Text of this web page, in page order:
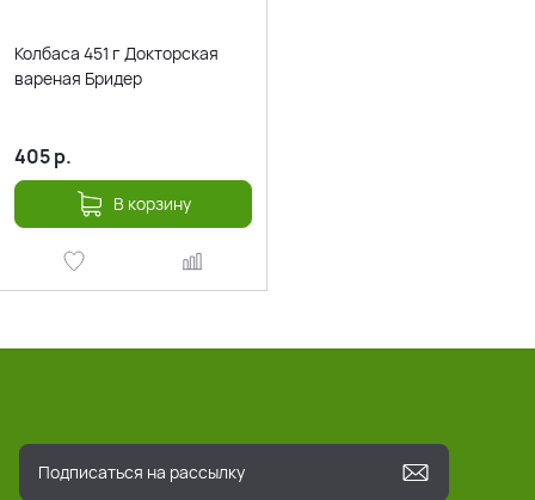
Колбаса 451 г Докторская
вареная Бридер
405р.
В корзину